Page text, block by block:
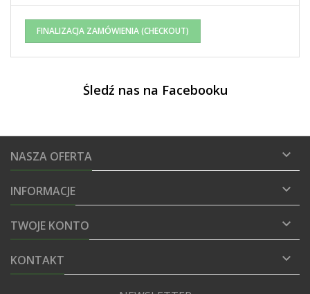
FINALIZACJA ZAMÓWIENIA (CHECKOUT)
Śledź nas na Facebooku
NASZA OFERTA 
INFORMACJE 
TWOJE KONTO 
KONTAKT 